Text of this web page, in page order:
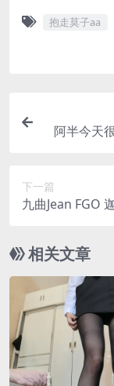
抱走莫子aa
阿半今天
下一篇
九曲Jean FGO
相关文章